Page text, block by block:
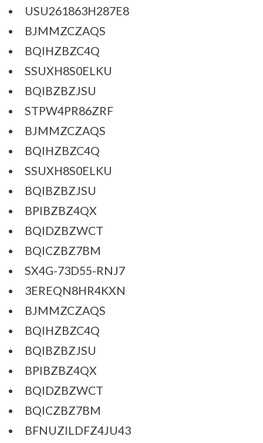
USU261863H287E8
BJMMZCZAQS
BQIHZBZC4Q
SSUXH8S0ELKU
BQIBZBZJSU
STPW4PR86ZRF
BJMMZCZAQS
BQIHZBZC4Q
SSUXH8S0ELKU
BQIBZBZJSU
BPIBZBZ4QX
BQIDZBZWCT
BQICZBZ7BM
SX4G-73D55-RNJ7
3EREQN8HR4KXN
BJMMZCZAQS
BQIHZBZC4Q
BQIBZBZJSU
BPIBZBZ4QX
BQIDZBZWCT
BQICZBZ7BM
BFNUZILDFZ4JU43